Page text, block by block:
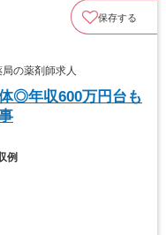
保存する
の薬剤師求人
◎年収600万円台も
例